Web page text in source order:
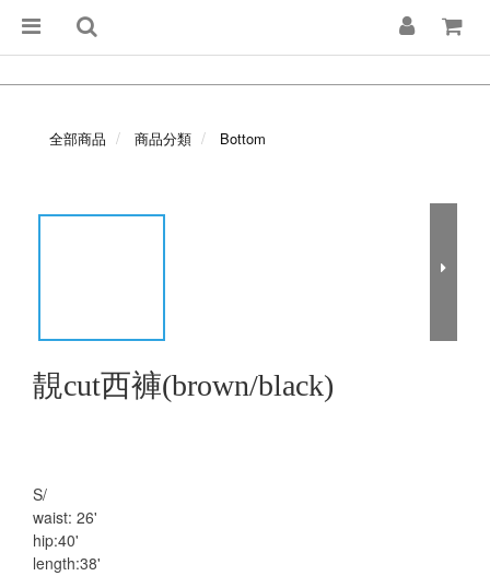
全部商品 商品分類 Bottom
靚cut西褲(brown/black)
S/
waist: 26'
hip:40'
length:38'